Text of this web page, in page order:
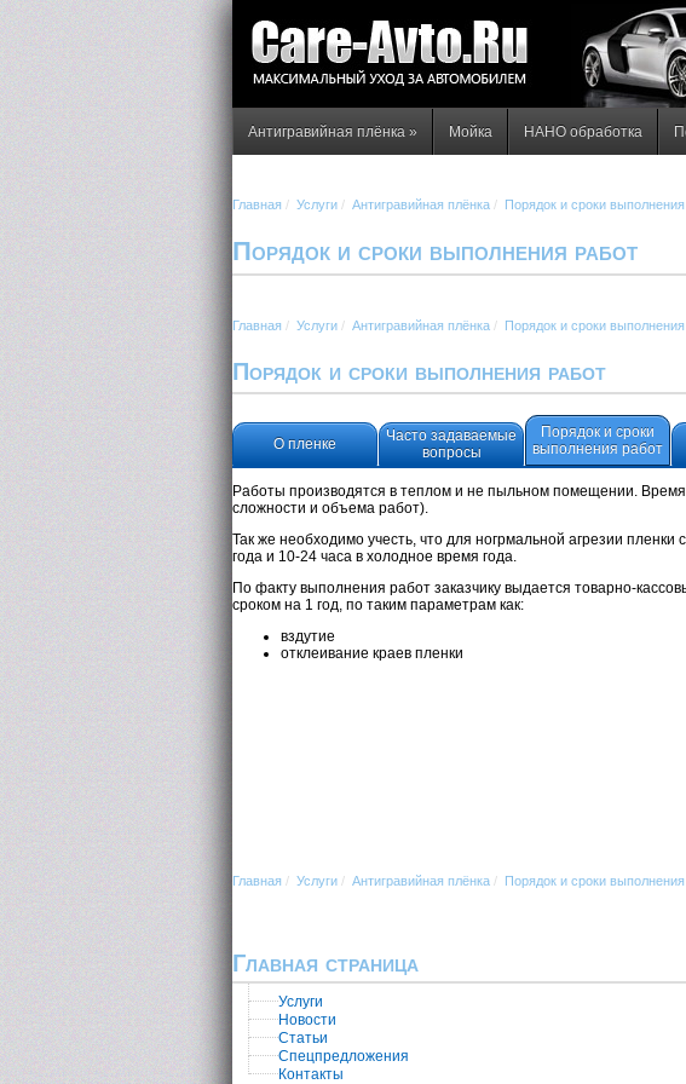
Антигравийная плёнка » Мойка НАНО обработка
Главная / Услуги / Антигравийная плёнка / Порядок и сроки
Порядок и сроки выполнения работ
Главная / Услуги / Антигравийная плёнка / Порядок и сроки
Порядок и сроки выполнения работ
О пленке
Часто задаваемые
вопросы
Порядок и сроки
выполнения работ
Работы производятся в теплом и не пыльном помещении.
сложности и объема работ).
Так же необходимо учесть, что для ногрмальной агрезии
года и 10-24 часа в холодное время года.
По факту выполнения работ заказчику выдается товарно-
сроком на 1 год, по таким параметрам как:
вздутие
отклеивание краев пленки
Главная / Услуги / Антигравийная плёнка / Порядок и сроки
Главная страница
Услуги
Новости
Статьи
Спецпредложения
Контакты